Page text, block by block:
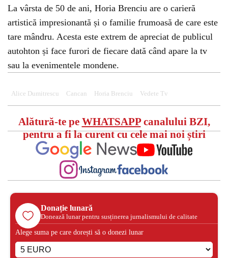
La vârsta de 50 de ani, Horia Brenciu are o carieră
artistică impresionantă și o familie frumoasă de care este
tare mândru. Acesta este extrem de apreciat de publicul
autohton și face furori de fiecare dată când apare la tv
sau la evenimentele mondene.
Alice Dumitrescu Cancan Horia Brenciu Vedete Tv
Alătură-te pe WHATSAPPcanalului BZI,
pentru a fi la curent cu cele mai noi știri
Donație lunară
Donează lunar pentru susținerea jurnalismului de calitate
Alege suma pe care dorești să o donezi lunar